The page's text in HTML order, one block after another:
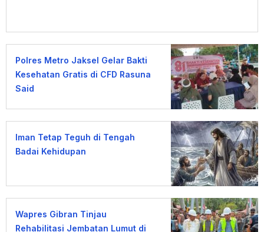
Polres Metro Jaksel Gelar Bakti
Kesehatan Gratis di CFD Rasuna
Said
Iman Tetap Teguh di Tengah
Badai Kehidupan
Wapres Gibran Tinjau
Rehabilitasi Jembatan Lumut di